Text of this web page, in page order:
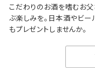
こだわりのお酒を嗜むお
ぶ楽しみを。日本酒やビ
もプレゼントしませんか。